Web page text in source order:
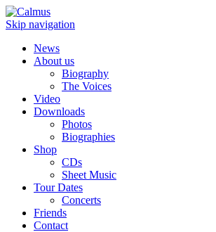
Skip navigation
News
About us
Biography
The Voices
Video
Downloads
Photos
Biographies
Shop
CDs
Sheet Music
Tour Dates
Concerts
Friends
Contact